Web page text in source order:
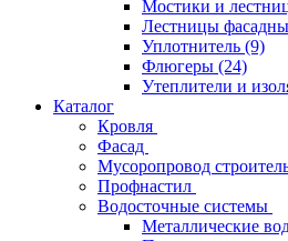
Мостики и
Лестницы
Уплотнитель (9)
Флюгеры (24)
Утеплители и
Каталог
Кровля
Фасад
Мусоропровод
Профнастил
Водосточные системы
Металлические